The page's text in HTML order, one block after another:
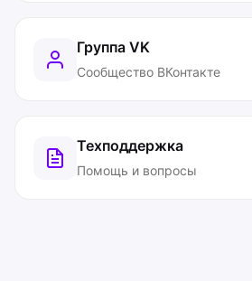
Группа VK
Сообщество ВКонтакте
Техподдержка
Помощь и вопросы